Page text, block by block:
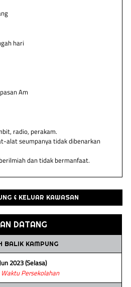
hari
Am
radio, perakam.
alat seumpanya tidak dibenarkan
dan tidak bermanfaat.
& KELUAR KAWASAN
DATANG
BALIK KAMPUNG
2023 (Selasa)
Persekolahan